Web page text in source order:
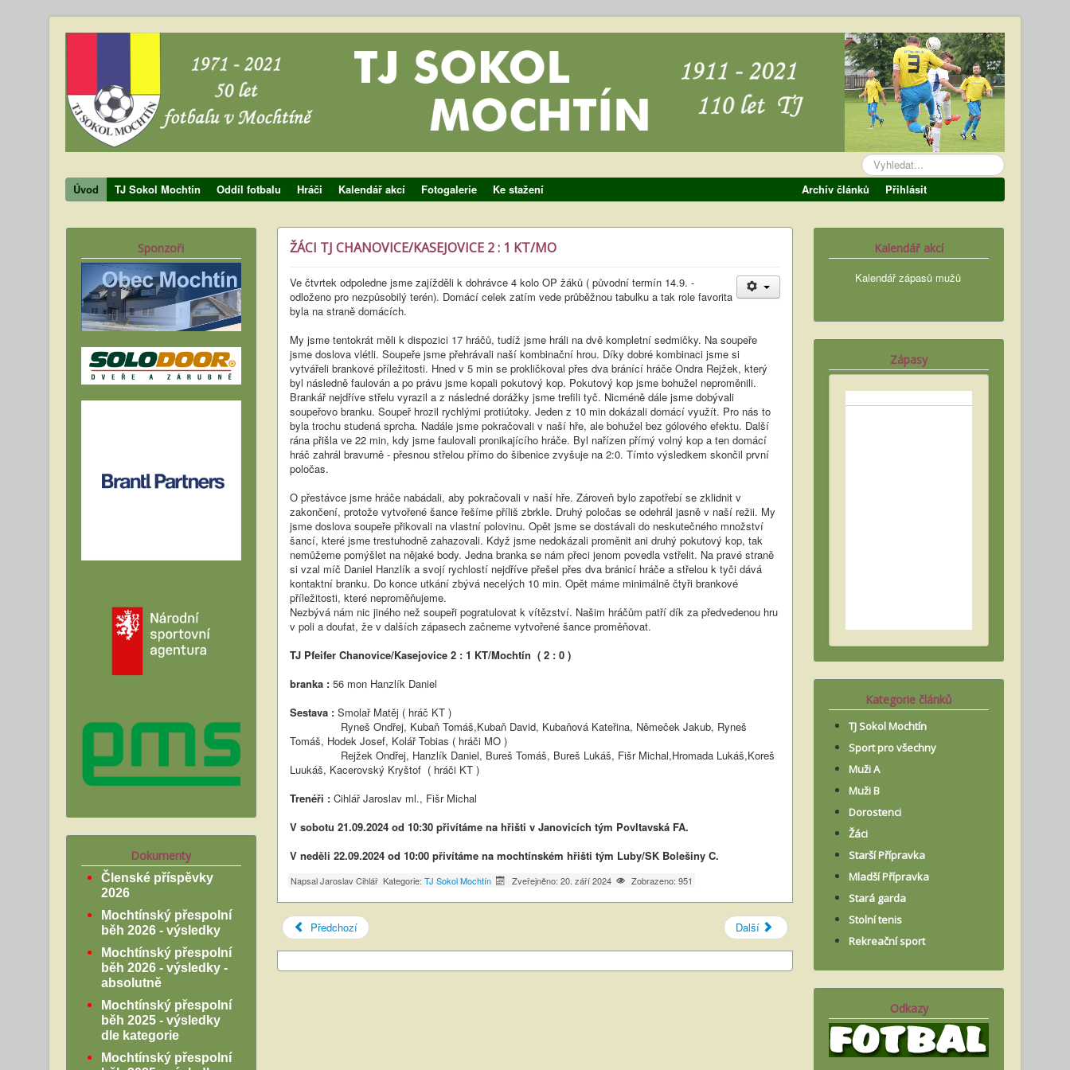
Vyhledávání...
Úvod
TJ Sokol Mochtín Oddíl fotbalu Hráči Kalendář akcí Fotogalerie Ke stažení Archív článků Přihlásit
Sponzoři
Dokumenty
Členské příspěvky
2026
Mochtínský přespolní
běh 2026 - výsledky
Mochtínský přespolní
běh 2026 - výsledky -
absolutně
Mochtínský přespolní
běh 2025 - výsledky
dle kategorie
Mochtínský přespolní
ŽÁCI TJ CHANOVICE/KASEJOVICE 2 : 1 KT/MO
Ve čtvrtek odpoledne jsme zajížděli k dohrávce 4 kolo OP žáků ( původní termín 14.9. -
odloženo pro nezpůsobilý terén). Domácí celek zatím vede průběžnou tabulku a tak role favorita
byla na straně domácích.
My jsme tentokrát měli k dispozici 17 hráčů, tudíž jsme hráli na dvě kompletní sedmičky. Na soupeře
jsme doslova vlétli. Soupeře jsme přehrávali naší kombinační hrou. Díky dobré kombinaci jsme si
vytvářeli brankové příležitosti. Hned v 5 min se prokličkoval přes dva bránící hráče Ondra Rejžek, který
byl následně faulován a po právu jsme kopali pokutový kop. Pokutový kop jsme bohužel neproměnili.
Brankář nejdříve střelu vyrazil a z následné dorážky jsme trefili tyč. Nicméně dále jsme dobývali
soupeřovo branku. Soupeř hrozil rychlými protiútoky. Jeden z 10 min dokázali domácí využít. Pro nás to
byla trochu studená sprcha. Nadále jsme pokračovali v naší hře, ale bohužel bez gólového efektu. Další
rána přišla ve 22 min, kdy jsme faulovali pronikajícího hráče. Byl nařízen přímý volný kop a ten domácí
hráč zahrál bravurně - přesnou střelou přímo do šibenice zvyšuje na 2:0. Tímto výsledkem skončil první
poločas.
O přestávce jsme hráče nabádali, aby pokračovali v naší hře. Zároveň bylo zapotřebí se zklidnit v
zakončení, protože vytvořené šance řešíme příliš zbrkle. Druhý poločas se odehrál jasně v naší režii. My
jsme doslova soupeře přikovali na vlastní polovinu. Opět jsme se dostávali do neskutečného množství
šancí, které jsme trestuhodně zahazovali. Když jsme nedokázali proměnit ani druhý pokutový kop, tak
nemůžeme pomýšlet na nějaké body. Jedna branka se nám přeci jenom povedla vstřelit. Na pravé straně
si vzal míč Daniel Hanzlík a svojí rychlostí nejdříve přešel přes dva bránicí hráče a střelou k tyči dává
kontaktní branku. Do konce utkání zbývá necelých 10 min. Opět máme minimálně čtyři brankové
příležitosti, které neproměňujeme.
Nezbývá nám nic jiného než soupeři pogratulovat k vítězství. Našim hráčům patří dík za předvedenou hru
v poli a doufat, že v dalších zápasech začneme vytvořené šance proměňovat.
TJ Pfeifer Chanovice/Kasejovice 2 : 1 KT/Mochtín ( 2 : 0 )
branka :56 mon Hanzlík Daniel
Sestava :Smolař Matěj ( hráč KT )
Ryneš Ondřej, Kubaň Tomáš,Kubaň David, Kubaňová Kateřina, Němeček Jakub, Ryneš
Tomáš, Hodek Josef, Kolář Tobias ( hráči MO )
Rejžek Ondřej, Hanzlík Daniel, Bureš Tomáš, Bureš Lukáš, Fišr Michal,Hromada Lukáš,Koreš
Luukáš, Kacerovský Kryštof ( hráči KT )
Trenéři :Cihlář Jaroslav ml., Fišr Michal
V sobotu 21.09.2024 od 10:30 přivítáme na hřišti v Janovicích tým Povltavská FA.
V neděli 22.09.2024 od 10:00 přivítáme na mochtínském hřišti tým Luby/SK Bolešiny C.
NapsalJaroslav Cihlář Kategorie: TJ Sokol Mochtín Zveřejněno: 20. září 2024 Zobrazeno: 951
Předchozí Další
Kalendář akcí
Kalendář zápasů mužů
Zápasy
Kategorie článků
TJ Sokol Mochtín
Sport pro všechny
Muži A
Muži B
Dorostenci
Žáci
Starší Přípravka
Mladší Přípravka
Stará garda
Stolní tenis
Rekreační sport
Odkazy